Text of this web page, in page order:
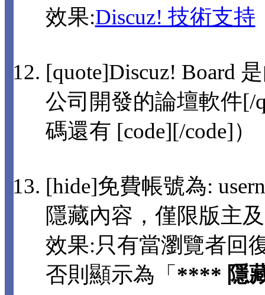
效果:Discuz! 技術支持
[quote]Discuz! Board
公司開發的論壇軟件
碼還有 [code][/code]）
[hide]免費帳號為:
隱藏內容，僅限版主
效果:只有當瀏覽者回
否則顯示為「 **** 隱